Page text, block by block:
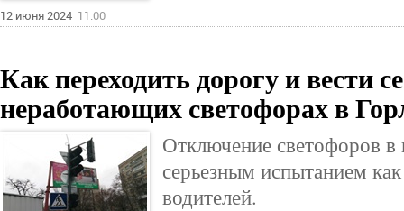
12 июня 2024 11:00
Как переходить дорогу и вести
неработающих светофорах в
Отключение светофоров в
серьезным испытанием
водителей.